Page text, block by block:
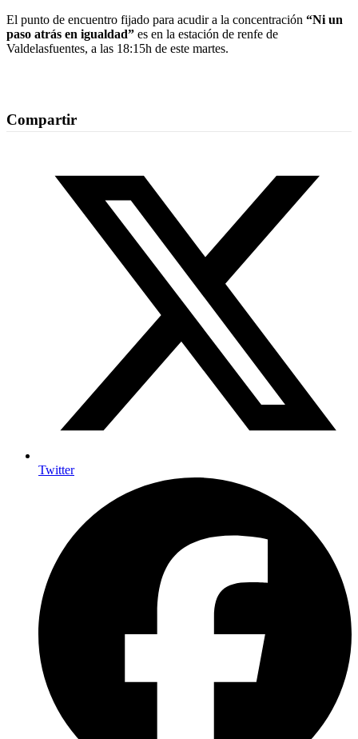
El punto de encuentro fijado para acudir a la concentración “Ni un
paso atrás en igualdad” es en la estación de renfe de
Valdelasfuentes, a las 18:15h de este martes.
Compartir
Twitter